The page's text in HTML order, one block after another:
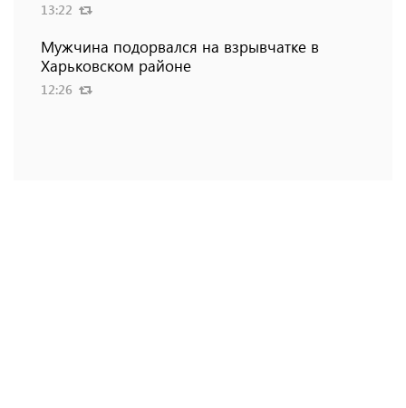
13:22
Мужчина подорвался на взрывчатке в
Харьковском районе
12:26